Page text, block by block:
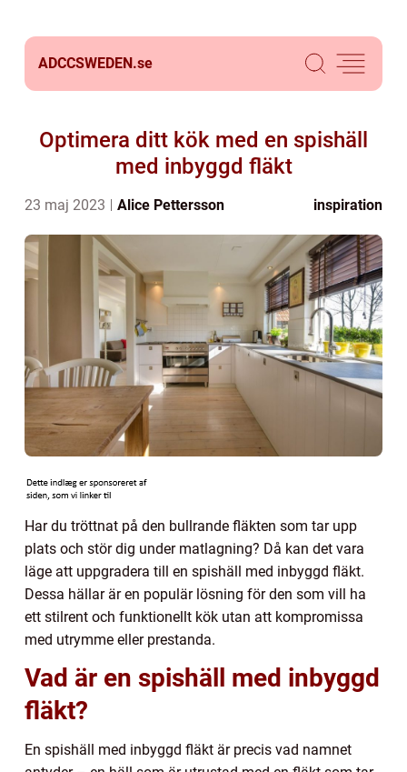
ADCCSWEDEN.se
Optimera ditt kök med en spishäll
med inbyggd fläkt
23 maj 2023 Alice Pettersson inspiration
Har du tröttnat på den bullrande fläkten som tar upp
plats och stör dig under matlagning? Då kan det vara
läge att uppgradera till en spishäll med inbyggd fläkt.
Dessa hällar är en populär lösning för den som vill ha
ett stilrent och funktionellt kök utan att kompromissa
med utrymme eller prestanda.
Vad är en spishäll med inbyggd
fläkt?
En spishäll med inbyggd fläkt är precis vad namnet